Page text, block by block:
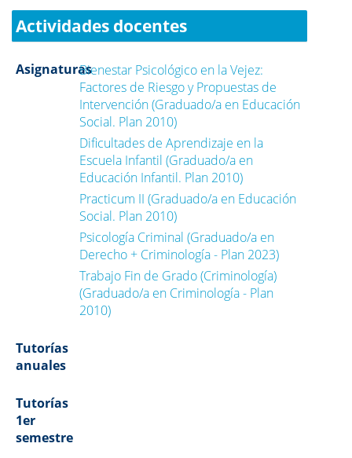
Actividades docentes
AsignaturasBienestar Psicológico en la Vejez:
Factores de Riesgo y Propuestas de
Intervención (Graduado/a en Educación
Social. Plan 2010)
Dificultades de Aprendizaje en la
Escuela Infantil (Graduado/a en
Educación Infantil. Plan 2010)
Practicum II (Graduado/a en Educación
Social. Plan 2010)
Psicología Criminal (Graduado/a en
Derecho + Criminología - Plan 2023)
Trabajo Fin de Grado (Criminología)
(Graduado/a en Criminología - Plan
2010)
Tutorías
anuales
Tutorías
1er
semestre